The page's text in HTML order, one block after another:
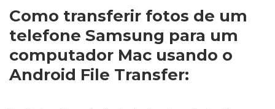
Como transferir fotos de um
telefone Samsung para um
computador Mac usando o
Android File Transfer: